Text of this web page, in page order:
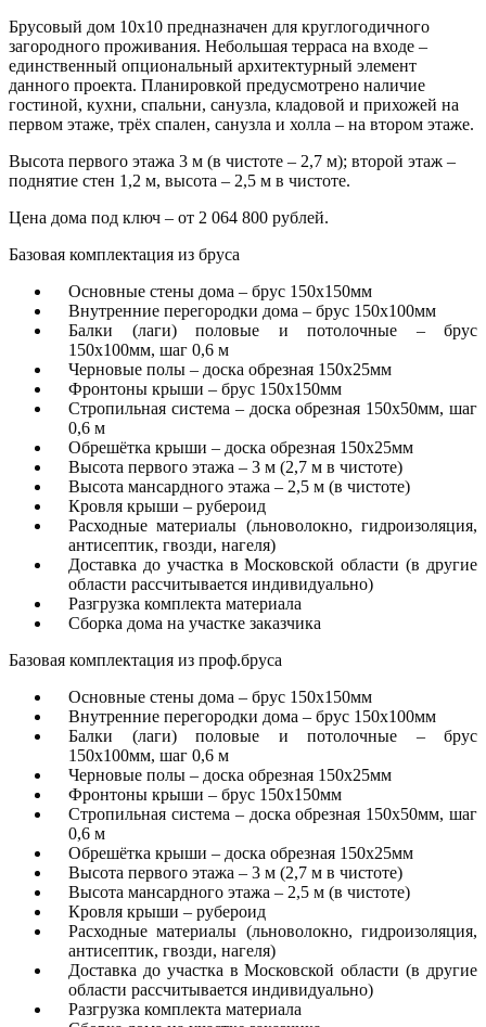
Брусовый дом 10х10 предназначен для круглогодичного
загородного проживания. Небольшая терраса на входе –
единственный опциональный архитектурный элемент
данного проекта. Планировкой предусмотрено наличие
гостиной, кухни, спальни, санузла, кладовой и прихожей на
первом этаже, трёх спален, санузла и холла – на втором этаже.
Высота первого этажа 3 м (в чистоте – 2,7 м); второй этаж –
поднятие стен 1,2 м, высота – 2,5 м в чистоте.
Цена дома под ключ – от 2 064 800 рублей.
Базовая комплектация из бруса
Основные стены дома – брус 150х150мм
Внутренние перегородки дома – брус 150х100мм
Балки (лаги) половые и потолочные – брус
150х100мм, шаг 0,6 м
Черновые полы – доска обрезная 150х25мм
Фронтоны крыши – брус 150х150мм
Стропильная система – доска обрезная 150х50мм, шаг
0,6 м
Обрешётка крыши – доска обрезная 150х25мм
Высота первого этажа – 3 м (2,7 м в чистоте)
Высота мансардного этажа – 2,5 м (в чистоте)
Кровля крыши – рубероид
Расходные материалы (льноволокно, гидроизоляция,
антисептик, гвозди, нагеля)
Доставка до участка в Московской области (в другие
области рассчитывается индивидуально)
Разгрузка комплекта материала
Сборка дома на участке заказчика
Базовая комплектация из проф.бруса
Основные стены дома – брус 150х150мм
Внутренние перегородки дома – брус 150х100мм
Балки (лаги) половые и потолочные – брус
150х100мм, шаг 0,6 м
Черновые полы – доска обрезная 150х25мм
Фронтоны крыши – брус 150х150мм
Стропильная система – доска обрезная 150х50мм, шаг
0,6 м
Обрешётка крыши – доска обрезная 150х25мм
Высота первого этажа – 3 м (2,7 м в чистоте)
Высота мансардного этажа – 2,5 м (в чистоте)
Кровля крыши – рубероид
Расходные материалы (льноволокно, гидроизоляция,
антисептик, гвозди, нагеля)
Доставка до участка в Московской области (в другие
области рассчитывается индивидуально)
Разгрузка комплекта материала